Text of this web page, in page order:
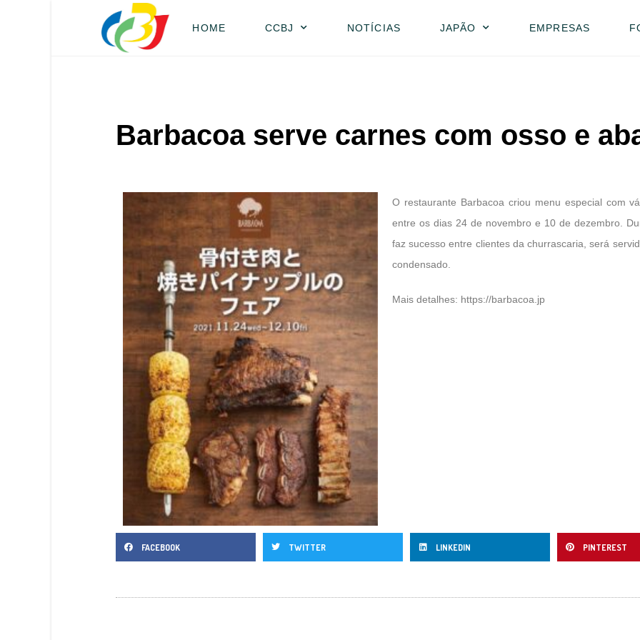
HOME CCBJ NOTÍCIAS JAPÃO EMPRESAS
Barbacoa serve carnes com osso e
O restaurante Barbacoa criou menu especial com
entre os dias 24 de novembro e 10 de dezembro.
faz sucesso entre clientes da churrascaria, será
condensado.
Mais detalhes: https://barbacoa.jp
FACEBOOK TWITTER LINKEDIN PINTEREST